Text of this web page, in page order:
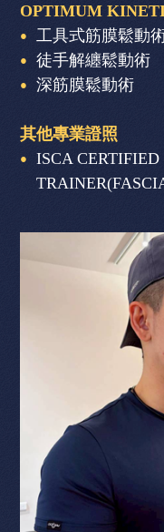
OPTIMUM
工具式筋膜鬆動
徒手解纏鬆動術
深筋膜鬆動術
其他專業證照
ISCA